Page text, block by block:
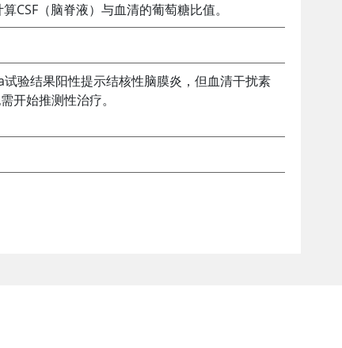
（脑脊液）与血清的葡萄糖比值。
验结果阳性提示结核性脑膜炎，但血清干扰素
开始推测性治疗。